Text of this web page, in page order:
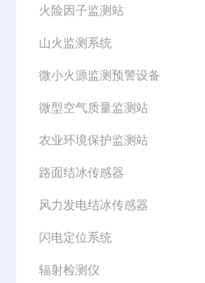
火险因子监测站
山火监测系统
微小火源监测预警设备
微型空气质量监测站
农业环境保护监测站
路面结冰传感器
风力发电结冰传感器
闪电定位系统
辐射检测仪